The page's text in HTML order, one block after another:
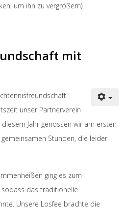
um ihn zu vergrößern)
mit
unser Partnerverein
Jahr genossen wir am ersten
Stunden, die leider
ging es zum
sodass das traditionelle
Unsere Losfee brachte die